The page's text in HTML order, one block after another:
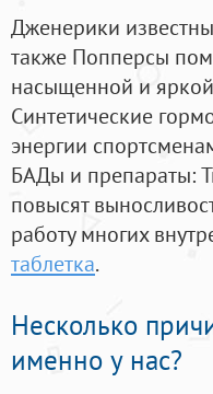
Дженерики
также Попперсы
насыщенной и яркой
Синтетические
энергии
БАДы и препараты:
повысят
работу многих
таблетка.
Несколько
именно у нас?